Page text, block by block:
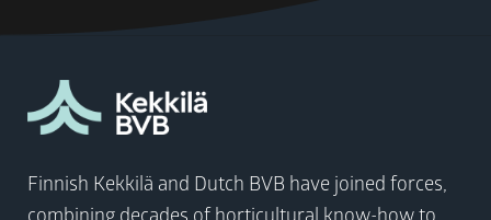
Finnish Kekkilä and Dutch BVB have joined forces,
combining decades of horticultural know-how to